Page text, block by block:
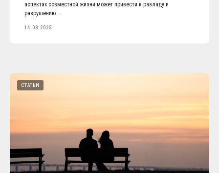
аспектах совместной жизни может привести к разладу и
разрушению ...
14.08.2025
СТАТЬИ